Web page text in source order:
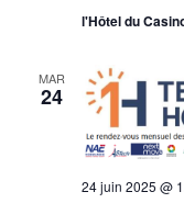
l'Hôtel du
MAR
24
24 juin 2025 @